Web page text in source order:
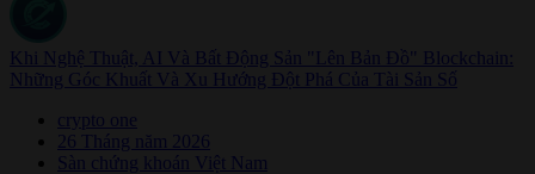
Khi Nghệ Thuật, AI Và Bất Động Sản "Lên Bản Đồ" Blockchain:
Những Góc Khuất Và Xu Hướng Đột Phá Của Tài Sản Số
crypto one
26 Tháng năm 2026
Sàn chứng khoán Việt Nam